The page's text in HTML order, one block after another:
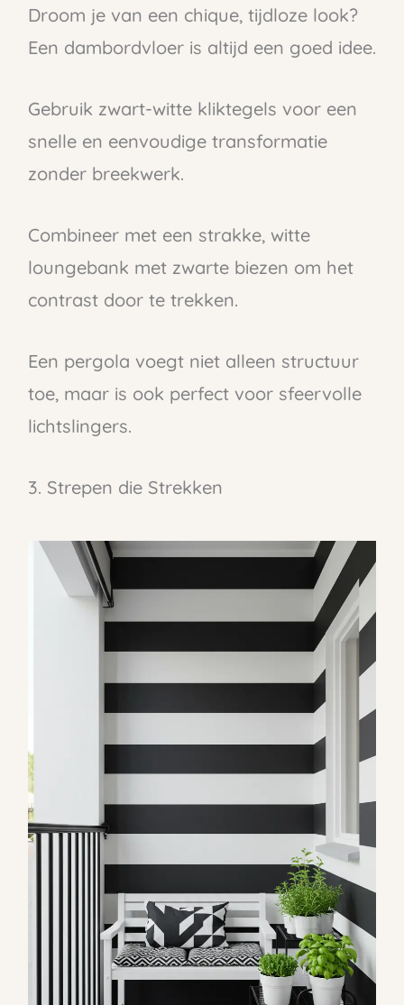
Droom je van een chique, tijdloze look?
Een dambordvloer is altijd een goed idee.
Gebruik zwart-witte kliktegels voor een
snelle en eenvoudige transformatie
zonder breekwerk.
Combineer met een strakke, witte
loungebank met zwarte biezen om het
contrast door te trekken.
Een pergola voegt niet alleen structuur
toe, maar is ook perfect voor sfeervolle
lichtslingers.
3. Strepen die Strekken